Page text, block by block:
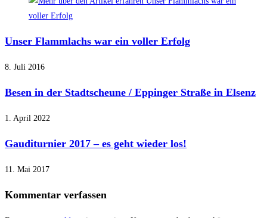
Unser Flammlachs war ein voller Erfolg
8. Juli 2016
Besen in der Stadtscheune / Eppinger Straße in Elsenz
1. April 2022
Gauditurnier 2017 – es geht wieder los!
11. Mai 2017
Kommentar verfassen